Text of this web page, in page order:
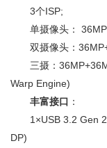
3个ISP;
单摄像头： 36MP
双摄像头：
三摄：
Warp Engine)
丰富接口 ：
1×USB 3.2 Gen 2/
DP)